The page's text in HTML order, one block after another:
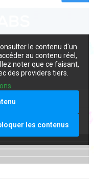
le contenu d'un
accéder au contenu réel,
noter que ce faisant,
des providers tiers.
les contenus